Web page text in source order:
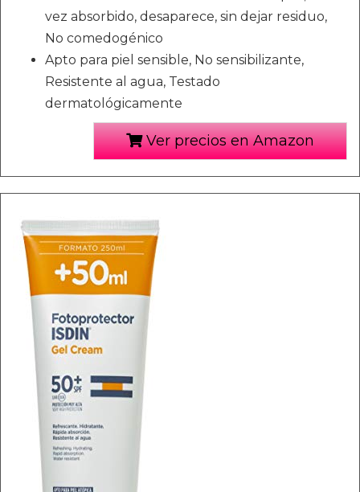
vez absorbido, desaparece, sin dejar residuo,
No comedogénico
Apto para piel sensible, No sensibilizante,
Resistente al agua, Testado
dermatológicamente
Ver precios en Amazon